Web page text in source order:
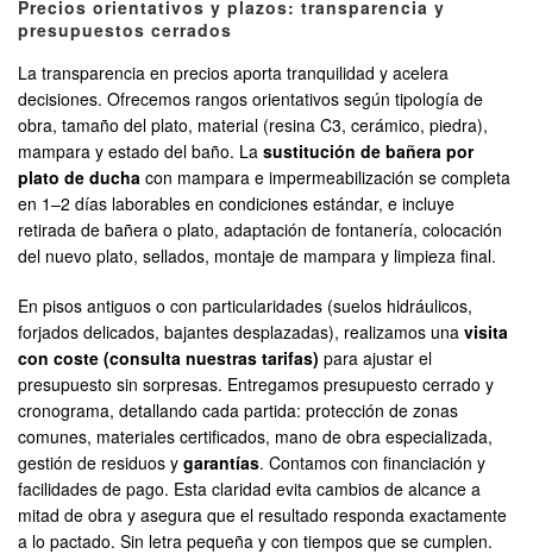
Precios orientativos y plazos: transparencia y
presupuestos cerrados
La transparencia en precios aporta tranquilidad y acelera
decisiones. Ofrecemos rangos orientativos según tipología de
obra, tamaño del plato, material (resina C3, cerámico, piedra),
mampara y estado del baño. La sustitución de bañera por
plato de ducha con mampara e impermeabilización se completa
en 1–2 días laborables en condiciones estándar, e incluye
retirada de bañera o plato, adaptación de fontanería, colocación
del nuevo plato, sellados, montaje de mampara y limpieza final.
En pisos antiguos o con particularidades (suelos hidráulicos,
forjados delicados, bajantes desplazadas), realizamos una visita
con coste (consulta nuestras tarifas) para ajustar el
presupuesto sin sorpresas. Entregamos presupuesto cerrado y
cronograma, detallando cada partida: protección de zonas
comunes, materiales certificados, mano de obra especializada,
gestión de residuos y garantías. Contamos con financiación y
facilidades de pago. Esta claridad evita cambios de alcance a
mitad de obra y asegura que el resultado responda exactamente
a lo pactado. Sin letra pequeña y con tiempos que se cumplen.